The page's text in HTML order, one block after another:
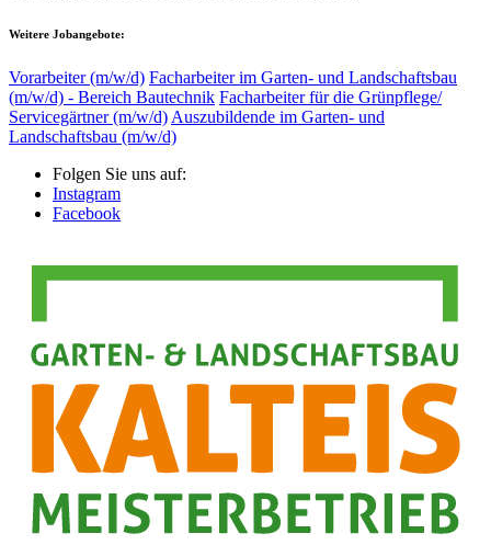
Weitere Jobangebote:
Vorarbeiter (m/w/d) Facharbeiter im Garten- und Landschaftsbau
(m/w/d) - Bereich Bautechnik Facharbeiter für die Grünpflege/
Servicegärtner (m/w/d) Auszubildende im Garten- und
Landschaftsbau (m/w/d)
Folgen Sie uns auf:
Instagram
Facebook